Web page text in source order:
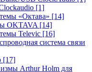
[1]
«Октава» [14]
OKTAVA [14]
Televic [16]
система связи
[17]
Arthur Holm для